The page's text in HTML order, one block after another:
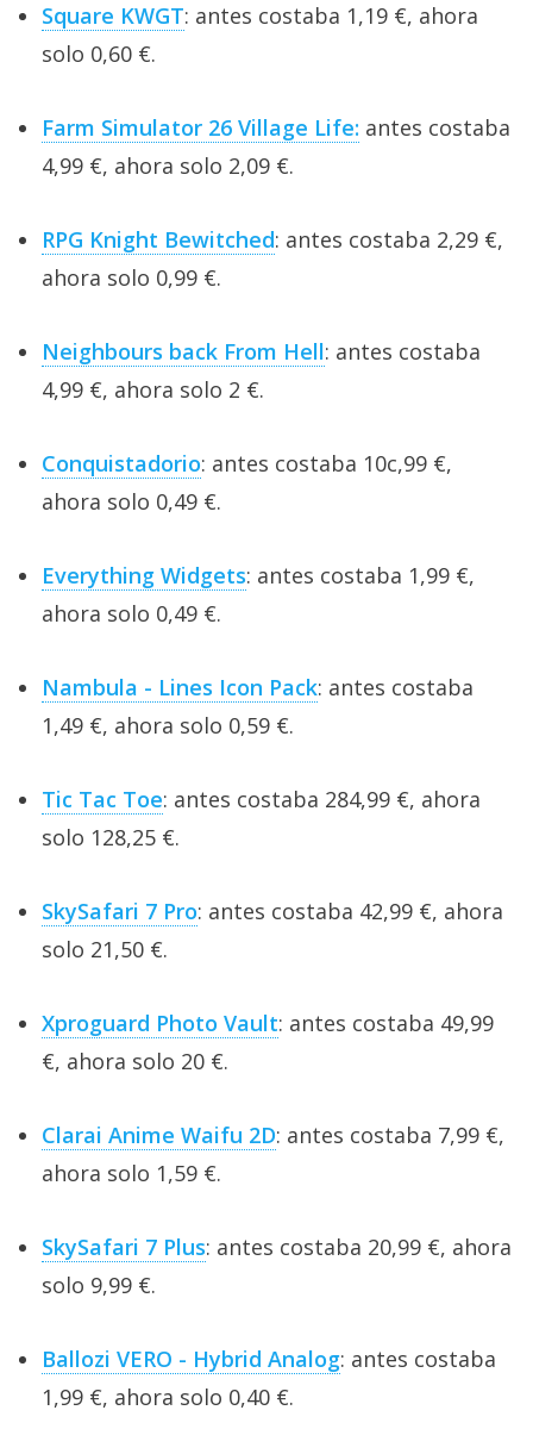
Square KWGT: antes costaba 1,19 €, ahora
solo 0,60 €.
Farm Simulator 26 Village Life: antes costaba
4,99 €, ahora solo 2,09 €.
RPG Knight Bewitched: antes costaba 2,29 €,
ahora solo 0,99 €.
Neighbours back From Hell: antes costaba
4,99 €, ahora solo 2 €.
Conquistadorio: antes costaba 10c,99 €,
ahora solo 0,49 €.
Everything Widgets: antes costaba 1,99 €,
ahora solo 0,49 €.
Nambula - Lines Icon Pack: antes costaba
1,49 €, ahora solo 0,59 €.
Tic Tac Toe: antes costaba 284,99 €, ahora
solo 128,25 €.
SkySafari 7 Pro: antes costaba 42,99 €, ahora
solo 21,50 €.
Xproguard Photo Vault: antes costaba 49,99
€, ahora solo 20 €.
Clarai Anime Waifu 2D: antes costaba 7,99 €,
ahora solo 1,59 €.
SkySafari 7 Plus: antes costaba 20,99 €, ahora
solo 9,99 €.
Ballozi VERO - Hybrid Analog: antes costaba
1,99 €, ahora solo 0,40 €.